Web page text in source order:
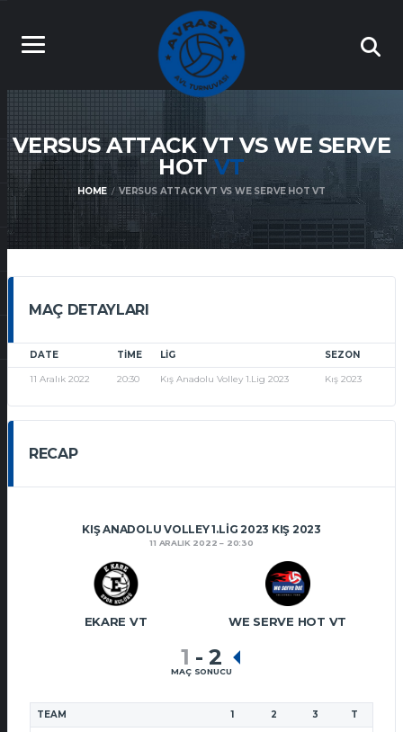
VERSUS ATTACK VT VS WE SERVE
HOT VT
HOME VERSUS ATTACK VT VS WE SERVE HOT VT
MAÇ DETAYLARI
DATE TIME LIG SEZON
11 Aralık 2022 20:30 Kış Anadolu Volley 1.Lig 2023 Kış 2023
RECAP
KIŞ ANADOLU VOLLEY 1.LIG 2023 KIŞ 2023
11 ARALIK 2022 20:30
EKARE VT WE SERVE HOT VT
1 - 2
MAÇ SONUCU
TEAM 1 2 3 T